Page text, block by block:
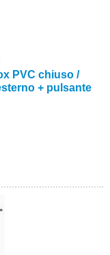
PVC chiuso /
+ pulsante